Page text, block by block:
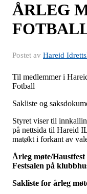
ÅRLEG
Postet av Hareid
Til medlemmer i
Sakliste og
Styret viser til
på nettsida til Hareid
matøkt i forkant av
Årleg møte/
Festsalen på
Sakliste for årleg